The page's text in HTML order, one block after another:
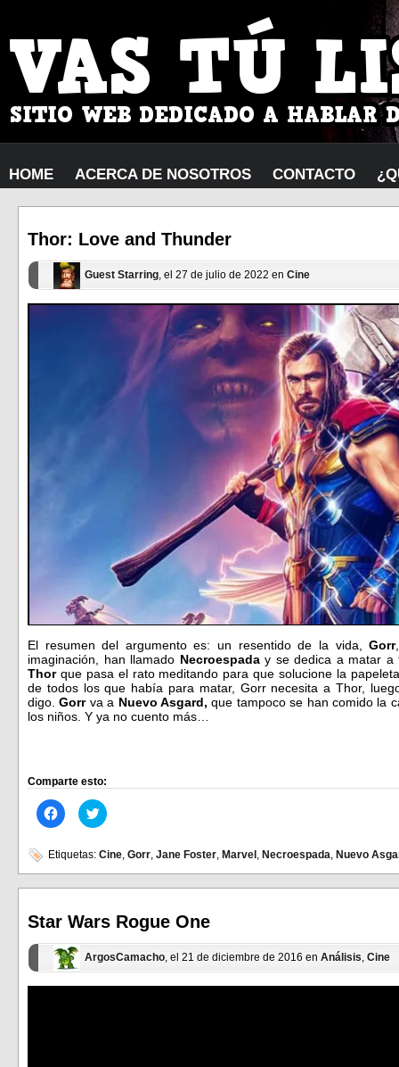
HOME ACERCA DE NOSOTROS CONTACTO
Thor: Love and Thunder
Guest Starring, el 27 de julio de 2022 en Cine
El resumen del argumento es: un resentido de la vida,Gorr
imaginación, han llamado Necroespaday se dedica a matar a
Thor que pasa el rato meditando para que solucione la
de todos los que había para matar, Gorr necesita a Thor,
digo.Gorr va a Nuevo Asgard, que tampoco se han comido la
los niños. Y ya no cuento más…
Comparte esto:
Haz
clic
en
Facebook
(Se
abre
ventana
nueva)
Haz
clic
en
Twitter
(Se
abre
ventana
nueva)
Etiquetas: Cine, Gorr, Jane Foster, Marvel , Necroespada, Nuevo
Star Wars Rogue One
ArgosCamacho, el 21 de diciembre de 2016 en Análisis, Cine